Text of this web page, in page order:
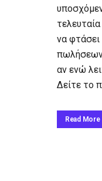
να
αν ενώ
Δείτε το
Read More